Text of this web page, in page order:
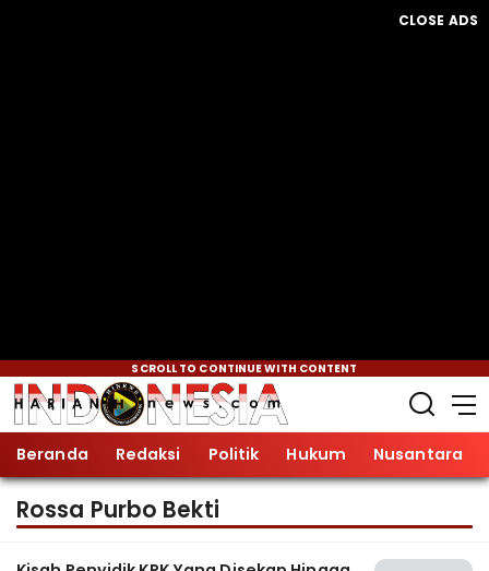
CLOSE ADS
SCROLL TO CONTINUE WITH CONTENT
Beranda Redaksi Politik Hukum Nusantara
Rossa Purbo Bekti